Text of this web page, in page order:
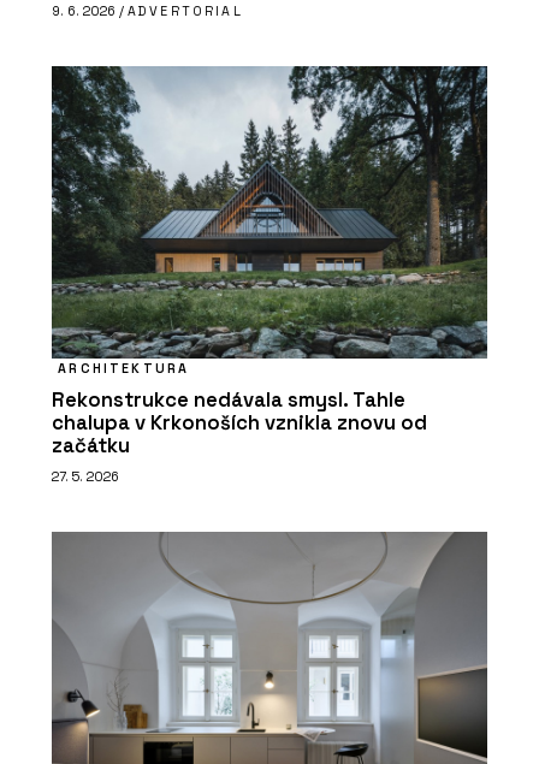
9. 6. 2026 / ADVERTORIAL
ARCHITEKTURA
Rekonstrukce nedávala smysl. Tahle
chalupa v Krkonoších vznikla znovu od
začátku
27. 5. 2026